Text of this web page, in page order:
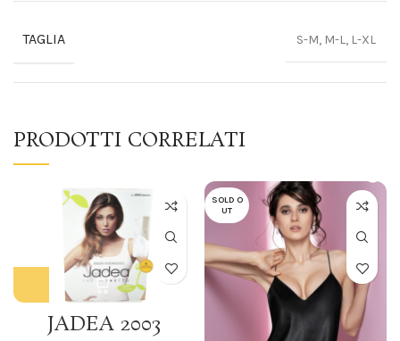
TAGLIA S-M, M-L, L-XL
PRODOTTI CORRELATI
JADEA 2003
SOLD O
UT